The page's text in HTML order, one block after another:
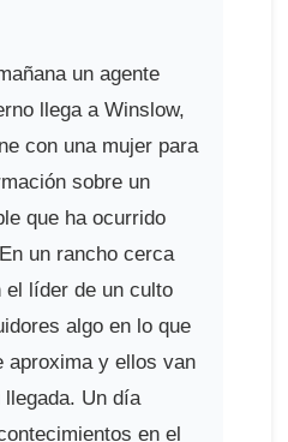
un agente
llega a Winslow,
con una mujer para
sobre un
que ha ocurrido
un rancho cerca
el líder de un culto
algo en lo que
aproxima y ellos van
Un día
en el